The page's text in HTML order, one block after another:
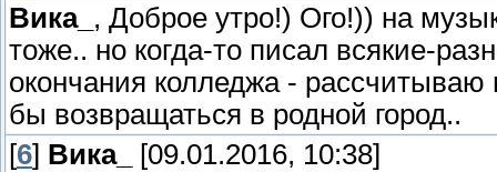
Вика_ , Доброе утро!) Ого!)) на
тоже.. но когда-то писал всякие-
окончания колледжа - рассчитываю
бы возвращаться в родной город..
[6] Вика_
[09.01.2016, 10:38]